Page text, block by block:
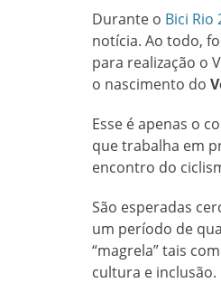
Durante o Bici Rio
notícia. Ao todo,
para realização o
o nascimento do
Esse é apenas o
que trabalha em
encontro do
São esperadas
um período de
“magrela” tais
cultura e inclusão.